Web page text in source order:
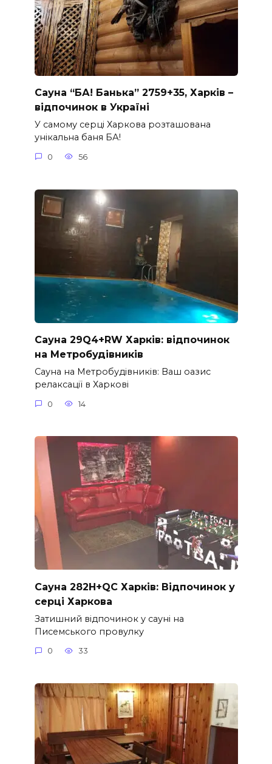
Сауна “БА! Банька” 2759+35, Харків –
відпочинок в Україні
У самому серці Харкова розташована
унікальна баня БА!
0 56
Сауна 29Q4+RW Харків: відпочинок
на Метробудівників
Сауна на Метробудівників: Ваш оазис
релаксації в Харкові
0 14
Сауна 282H+QC Харків: Відпочинок у
серці Харкова
Затишний відпочинок у сауні на
Писемського провулку
0 33